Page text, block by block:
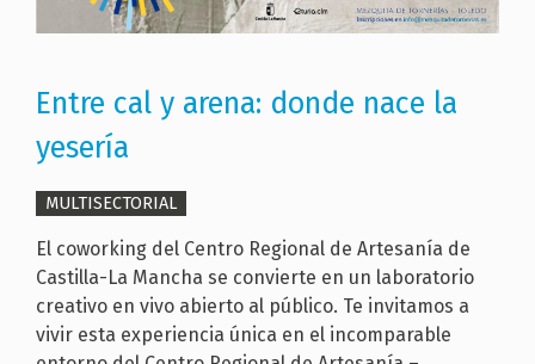
Entre cal y arena: donde nace la
yesería
MULTISECTORIAL
El coworking del Centro Regional de Artesanía de
Castilla-La Mancha se convierte en un laboratorio
creativo en vivo abierto al público. Te invitamos a
vivir esta experiencia única en el incomparable